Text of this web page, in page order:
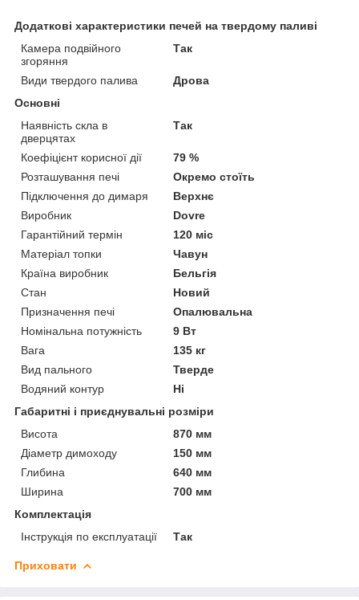
Додаткові характеристики печей на твердому паливі
Камера подвійного
згоряння
Так
Види твердого палива
Дрова
Основні
Наявність скла в
дверцятах
Так
Коефіцієнт корисної дії
79 %
Розташування печі
Окремо стоїть
Підключення до димаря
Верхнє
Виробник
Dovre
Гарантійний термін
120 міс
Матеріал топки
Чавун
Країна виробник
Бельгія
Стан
Новий
Призначення печі
Опалювальна
Номінальна потужність
9 Вт
Вага
135 кг
Вид пального
Тверде
Водяний контур
Ні
Габаритні і приєднувальні розміри
Висота
870 мм
Діаметр димоходу
150 мм
Глибина
640 мм
Ширина
700 мм
Комплектація
Інструкція по експлуатації
Так
Приховати